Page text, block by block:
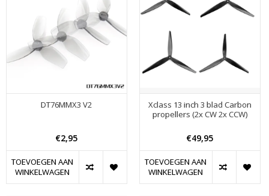
DT76MMX3 V2
€2,95
TOEVOEGEN AAN
WINKELWAGEN
Xclass 13 inch 3 blad Carbon
propellers (2x CW 2x CCW)
€49,95
TOEVOEGEN AAN
WINKELWAGEN